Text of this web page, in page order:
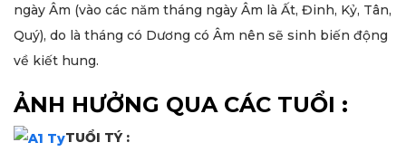
ngày Âm (vào các năm tháng ngày Âm là Ất, Đinh, Kỷ, Tân,
Quý), do là tháng có Dương có Âm nên sẽ sinh biến động
về kiết hung.
ẢNH HƯỞNG QUA CÁC TUỔI :
TUỔI TÝ :